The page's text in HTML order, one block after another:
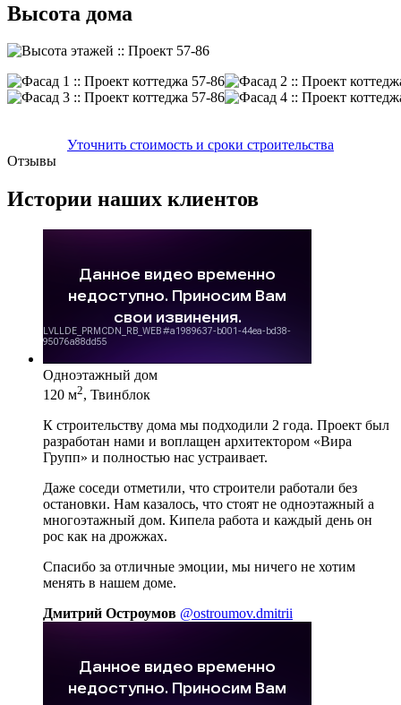
Высота дома
Уточнить стоимость и сроки строительства
Отзывы
Истории наших клиентов
Одноэтажный дом
120 м2, Твинблок
К строительству дома мы подходили 2 года. Проект был
разработан нами и воплащен архитектором «Вира
Групп» и полностью нас устраивает.
Даже соседи отметили, что строители работали без
остановки. Нам казалось, что стоят не одноэтажный а
многоэтажный дом. Кипела работа и каждый день он
рос как на дрожжах.
Спасибо за отличные эмоции, мы ничего не хотим
менять в нашем доме.
Дмитрий Остроумов @ostroumov.dmitrii